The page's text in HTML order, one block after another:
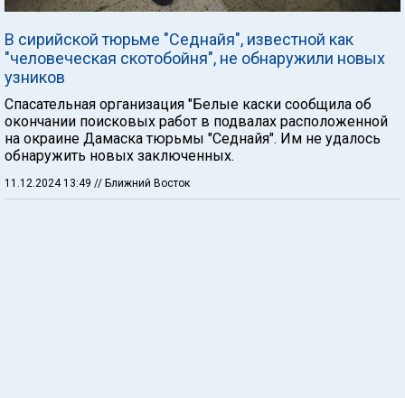
В сирийской тюрьме "Седнайя", известной как
"человеческая скотобойня", не обнаружили новых
узников
Спасательная организация "Белые каски сообщила об
окончании поисковых работ в подвалах расположенной
на окраине Дамаска тюрьмы "Седнайя". Им не удалось
обнаружить новых заключенных.
11.12.2024 13:49 // Ближний Восток